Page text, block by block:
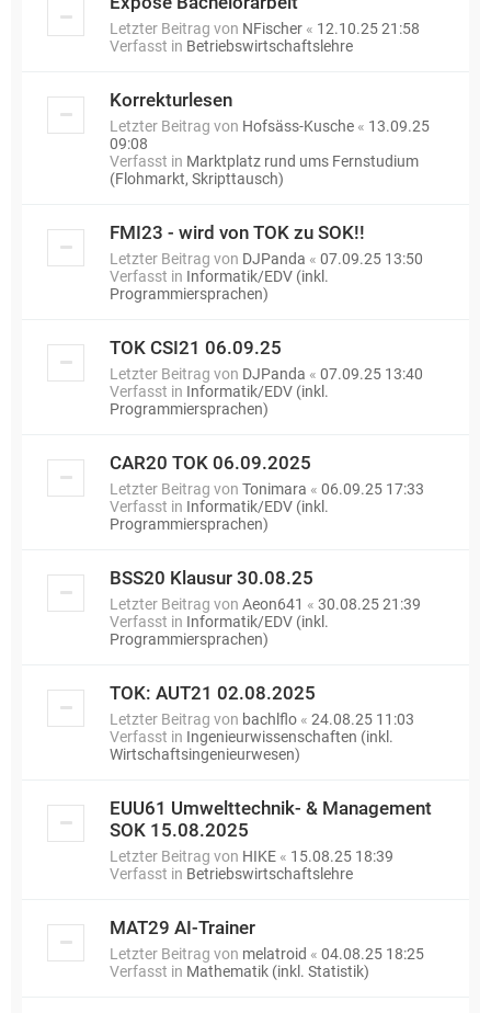
Letzter Beitrag von NFischer « 12.10.25 21:58
Verfasst in Betriebswirtschaftslehre
Korrekturlesen
Letzter Beitrag von Hofsäss-Kusche « 13.09.25
09:08
Verfasst in Marktplatz rund ums Fernstudium
(Flohmarkt, Skripttausch)
FMI23 - wird von TOK zu SOK!!
Letzter Beitrag von DJPanda « 07.09.25 13:50
Verfasst in Informatik/EDV (inkl.
Programmiersprachen)
TOK CSI21 06.09.25
Letzter Beitrag von DJPanda « 07.09.25 13:40
Verfasst in Informatik/EDV (inkl.
Programmiersprachen)
CAR20 TOK 06.09.2025
Letzter Beitrag von Tonimara « 06.09.25 17:33
Verfasst in Informatik/EDV (inkl.
Programmiersprachen)
BSS20 Klausur 30.08.25
Letzter Beitrag von Aeon641 « 30.08.25 21:39
Verfasst in Informatik/EDV (inkl.
Programmiersprachen)
TOK: AUT21 02.08.2025
Letzter Beitrag von bachlflo « 24.08.25 11:03
Verfasst in Ingenieurwissenschaften (inkl.
Wirtschaftsingenieurwesen)
EUU61 Umwelttechnik- & Management
SOK 15.08.2025
Letzter Beitrag von HIKE « 15.08.25 18:39
Verfasst in Betriebswirtschaftslehre
MAT29 AI-Trainer
Letzter Beitrag von melatroid « 04.08.25 18:25
Verfasst in Mathematik (inkl. Statistik)